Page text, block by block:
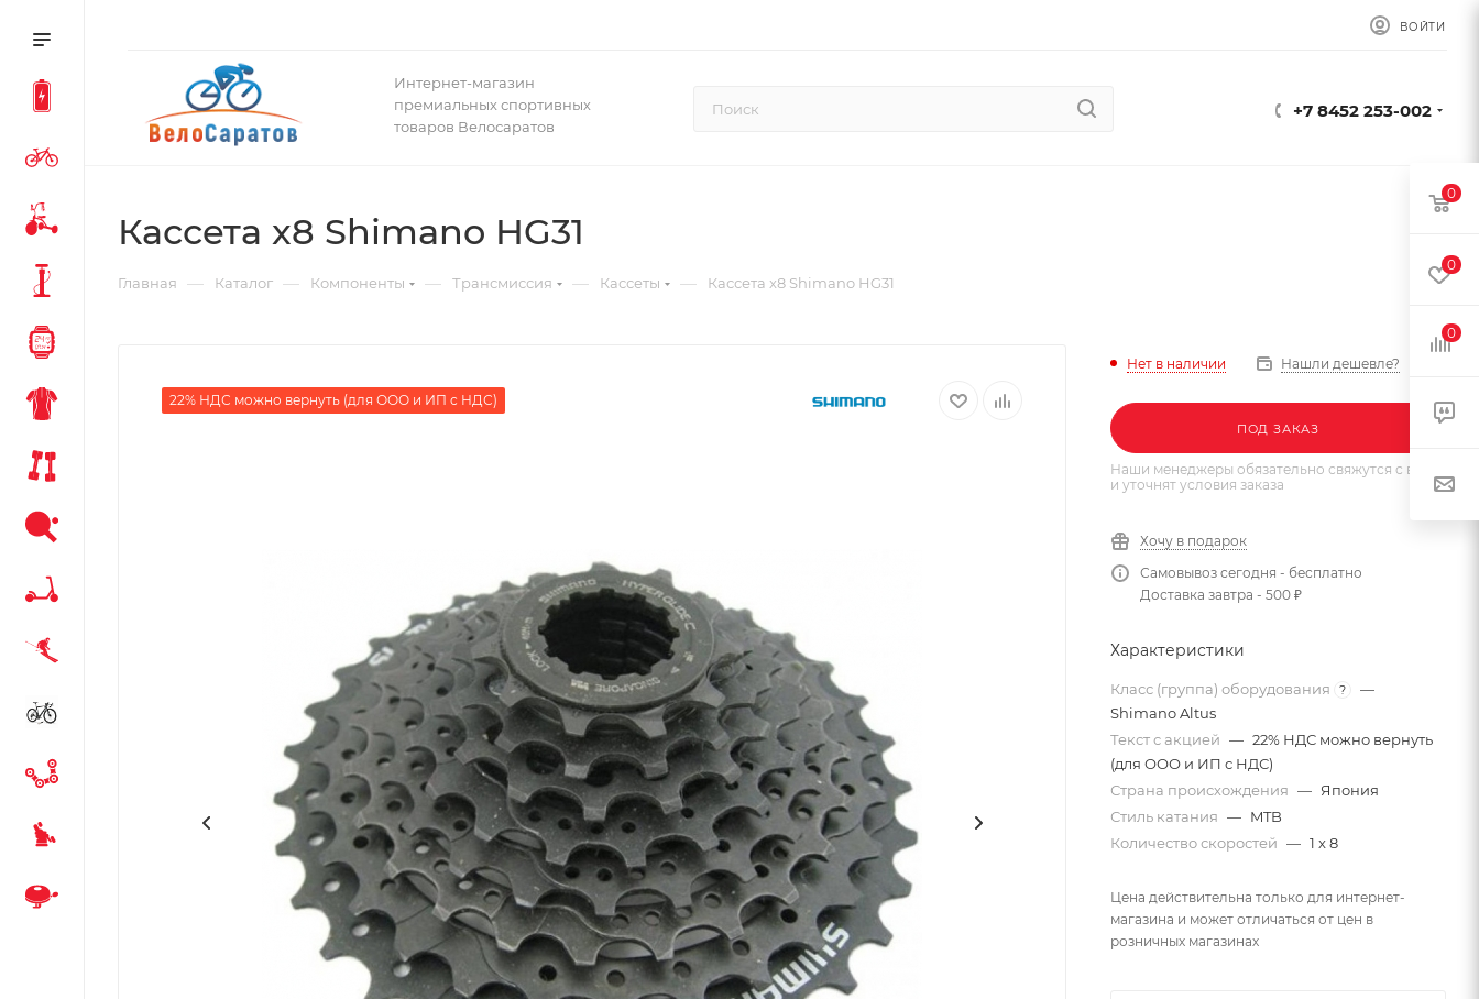
ВОЙТИ
Интернет-магазин
премиальных спортивных
товаров Велосаратов
+7 8452 253-002
Кассета x8 Shimano HG31
Главная — Каталог — Компоненты — Трансмиссия — Кассеты — Кассета x8 Shimano HG31
22% НДС можно вернуть (для ООО и ИП с НДС)
Нет в наличии Нашли дешевле?
ПОД ЗАКАЗ
Наши менеджеры обязательно свяжутся с вами
и уточнят условия заказа
Хочу в подарок
Самовывоз сегодня - бесплатно
Доставка завтра - 500 ₽
Характеристики
Класс (группа) оборудования ?
—
Shimano Altus
Текст с акцией — 22% НДС можно вернуть
(для ООО и ИП с НДС)
Страна происхождения — Япония
Стиль катания — MTB
Количество скоростей — 1 x 8
Цена действительна только для интернет-
магазина и может отличаться от цен в
розничных магазинах
0
0
0